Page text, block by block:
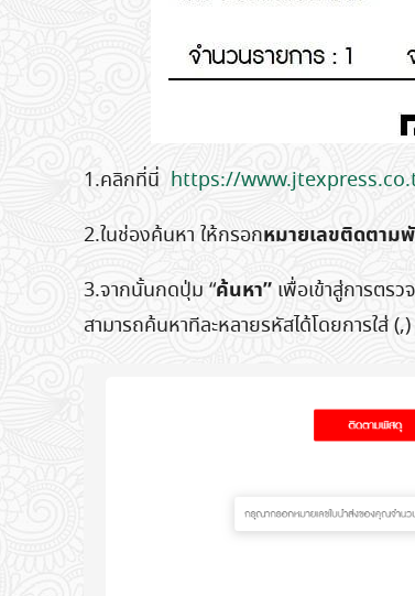
Search
for:
1.คลิกที่นี่ https://
2.ในช่องค้นหา ให้กรอกหมายเลขติดตาม
3.จากนั้นกดปุ่ม “ค้นหา” เพื่อเข้าสู่การตร
สามารถค้นหาทีละหลายรหัสได้โดยการใส่